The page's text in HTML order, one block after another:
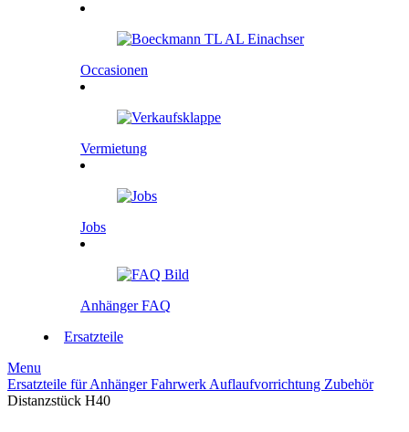
Occasionen
Vermietung
Jobs
Anhänger FAQ
Ersatzteile
Menu
Ersatzteile für AnhängerFahrwerk Auflaufvorrichtung Zubehör
Distanzstück H40